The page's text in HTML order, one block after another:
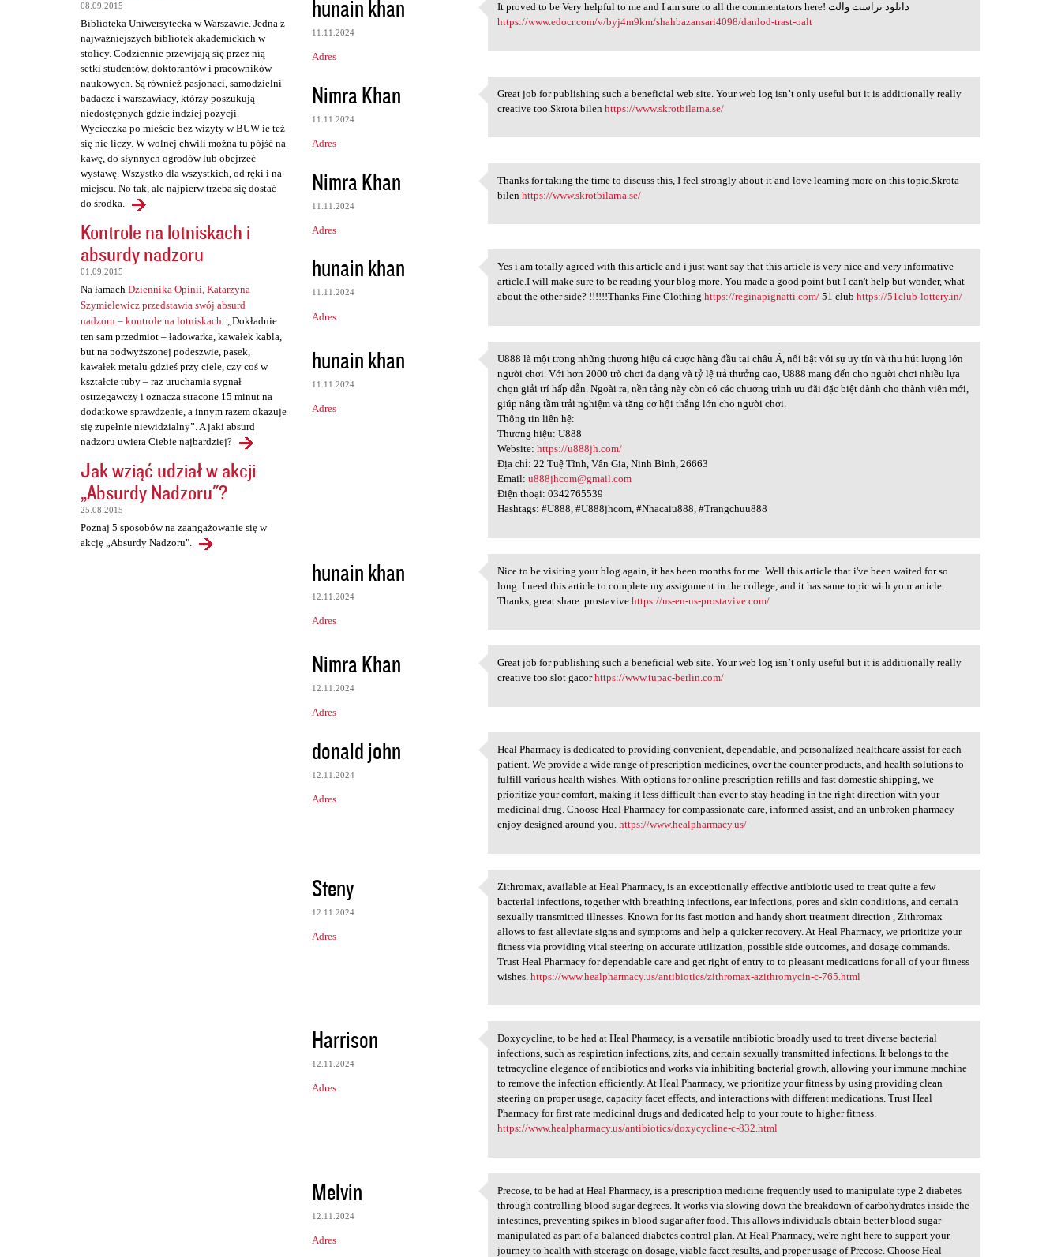
08.09.2015
Biblioteka Uniwersytecka w Warszawie. Jedna z
najważniejszych bibliotek akademickich w
stolicy. Codziennie przewijają się przez nią
setki studentów, doktorantów i pracowników
naukowych. Są również pasjonaci, samodzielni
badacze i warszawiacy, którzy poszukują
niedostępnych gdzie indziej pozycji.
Wycieczka po mieście bez wizyty w BUW-ie też
się nie liczy. W wolnej chwili można tu pójść na
kawę, do słynnych ogrodów lub obejrzeć
wystawę. Wszystko dla wszystkich, od ręki i na
miejscu. No tak, ale najpierw trzeba się dostać
do środka.
Kontrole na lotniskach i
absurdy nadzoru
01.09.2015
Na łamach Dziennika Opinii, Katarzyna
Szymielewicz przedstawia swój absurd
nadzoru – kontrole na lotniskach: „Dokładnie
ten sam przedmiot – ładowarka, kawałek kabla,
but na podwyższonej podeszwie, pasek,
kawałek metalu gdzieś przy ciele, czy coś w
kształcie tuby – raz uruchamia sygnał
ostrzegawczy i oznacza stracone 15 minut na
dodatkowe sprawdzenie, a innym razem okazuje
się zupełnie niewidzialny”. A jaki absurd
nadzoru uwiera Ciebie najbardziej?
Jak wziąć udział w akcji
„Absurdy Nadzoru"?
25.08.2015
Poznaj 5 sposobów na zaangażowanie się w
akcję „Absurdy Nadzoru".
t
a
r
z
e
hunain khan
11.11.2024
Adres
It proved to be Very helpful
It proved to be Very helpful to me and I am sure to all the commentators here! دانلود تراست والت
https://www.edocr.com/v/byj4m9km/shahbazansari4098/danlod-trast-oalt
Nimra Khan
11.11.2024
Adres
Great job for publishing such
Great job for publishing such a beneficial web site. Your web log isn’t only useful but it is additionally really
creative too.Skrota bilenhttps://www.skrotbilarna.se/
Nimra Khan
11.11.2024
Adres
Thanks for taking the time to
Thanks for taking the time to discuss this, I feel strongly about it and love learning more on this topic.Skrota
bilenhttps://www.skrotbilarna.se/
hunain khan
11.11.2024
Adres
Yes i am totally agreed with
Yes i am totally agreed with this article and i just want say that this article is very nice and very informative
article.I will make sure to be reading your blog more. You made a good point but I can't help but wonder, what
about the other side? !!!!!!Thanks Fine Clothinghttps://reginapignatti.com/ 51 clubhttps://51club-lottery.in/
hunain khan
11.11.2024
Adres
U888 là một trong những
U888 là một trong những thương hiệu cá cược hàng đầu tại châu Á, nổi bật với sự uy tín và thu hút lượng lớn
người chơi. Với hơn 2000 trò chơi đa dạng và tỷ lệ trả thưởng cao, U888 mang đến cho người chơi nhiều lựa
chọn giải trí hấp dẫn. Ngoài ra, nền tảng này còn có các chương trình ưu đãi đặc biệt dành cho thành viên mới,
giúp nâng tầm trải nghiệm và tăng cơ hội thắng lớn cho người chơi.
Thông tin liên hệ:
Thương hiệu: U888
Website:https://u888jh.com/
Địa chỉ: 22 Tuệ Tĩnh, Vân Gia, Ninh Bình, 26663
Email:u888jhcom@gmail.com
Điện thoại: 0342765539
Hashtags: #U888, #U888jhcom, #Nhacaiu888, #Trangchuu888
hunain khan
12.11.2024
Adres
Nice to be visiting your blog
Nice to be visiting your blog again, it has been months for me. Well this article that i've been waited for so
long. I need this article to complete my assignment in the college, and it has same topic with your article.
Thanks, great share. prostavivehttps://us-en-us-prostavive.com/
Nimra Khan
12.11.2024
Adres
Great job for publishing such
Great job for publishing such a beneficial web site. Your web log isn’t only useful but it is additionally really
creative too.slot gacorhttps://www.tupac-berlin.com/
donald john
12.11.2024
Adres
Heal Pharmacy is dedicated to
Heal Pharmacy is dedicated to providing convenient, dependable, and personalized healthcare assist for each
patient. We provide a wide range of prescription medicines, over the counter products, and health solutions to
fulfill various health wishes. With options for online prescription refills and fast domestic shipping, we
prioritize your comfort, making it less difficult than ever to stay heading in the right direction with your
medicinal drug. Choose Heal Pharmacy for compassionate care, informed assist, and an unbroken pharmacy
enjoy designed around you.https://www.healpharmacy.us/
Steny
12.11.2024
Adres
Zithromax, available at Heal
Zithromax, available at Heal Pharmacy, is an exceptionally effective antibiotic used to treat quite a few
bacterial infections, together with breathing infections, ear infections, pores and skin conditions, and certain
sexually transmitted illnesses. Known for its fast motion and handy short treatment direction , Zithromax
allows to fast alleviate signs and symptoms and help a quicker recovery. At Heal Pharmacy, we prioritize your
fitness via providing vital steering on accurate utilization, possible side outcomes, and dosage commands.
Trust Heal Pharmacy for dependable care and get right of entry to to pleasant medications for all of your fitness
wishes.https://www.healpharmacy.us/antibiotics/zithromax-azithromycin-c-765.html
Harrison
12.11.2024
Adres
Doxycycline, to be had at
Doxycycline, to be had at Heal Pharmacy, is a versatile antibiotic broadly used to treat diverse bacterial
infections, such as respiration infections, zits, and certain sexually transmitted infections. It belongs to the
tetracycline elegance of antibiotics and works via inhibiting bacterial growth, allowing your immune machine
to remove the infection efficiently. At Heal Pharmacy, we prioritize your fitness by using providing clean
steering on proper usage, capacity facet effects, and interactions with different medications. Trust Heal
Pharmacy for first rate medicinal drugs and dedicated help to your route to higher fitness.
https://www.healpharmacy.us/antibiotics/doxycycline-c-832.html
Melvin
12.11.2024
Adres
Precose, to be had at Heal
Precose, to be had at Heal Pharmacy, is a prescription medicine frequently used to manipulate type 2 diabetes
through controlling blood sugar degrees. It works via slowing down the breakdown of carbohydrates inside the
intestines, preventing spikes in blood sugar after food. This allows individuals obtain better blood sugar
manipulated as part of a balanced diabetes control plan. At Heal Pharmacy, we're right here to support your
journey to health with steerage on dosage, viable facet results, and proper usage of Precose. Choose Heal